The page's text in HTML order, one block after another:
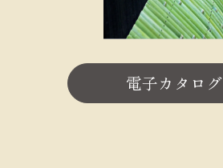
電子カタログ